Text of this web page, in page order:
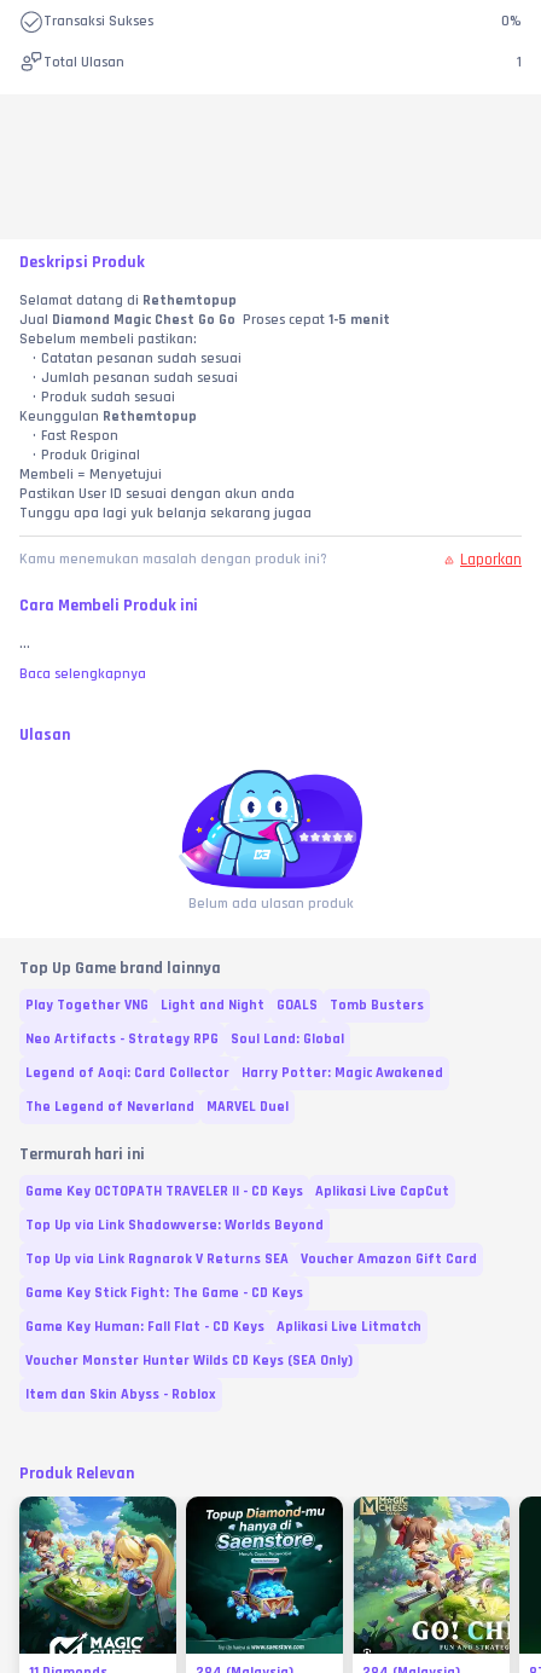
Transaksi Sukses 0%
Total Ulasan 1
Deskripsi Produk
Selamat datang di Rethemtopup
Jual Diamond Magic Chest Go Go Proses cepat 1-5 menit
Sebelum membeli pastikan:
Catatan pesanan sudah sesuai
Jumlah pesanan sudah sesuai
Produk sudah sesuai
Keunggulan Rethemtopup
Fast Respon
Produk Original
Membeli = Menyetujui
Pastikan User ID sesuai dengan akun anda
Tunggu apa lagi yuk belanja sekarang jugaa
Kamu menemukan masalah dengan produk ini? Laporkan
Cara Membeli Produk ini
...
Baca selengkapnya
Ulasan
Belum ada ulasan produk
Top Up Game brand lainnya
Play Together VNG Light and Night GOALS
Tomb Busters
Neo Artifacts - Strategy RPG
Soul Land: Global
Legend of Aoqi: Card Collector
Harry Potter: Magic Awakened
The Legend of Neverland
MARVEL Duel
Termurah hari ini
Game Key OCTOPATH TRAVELER II - CD Keys
Aplikasi Live CapCut
Top Up via Link Shadowverse: Worlds Beyond
Top Up via Link Ragnarok V Returns SEA
Voucher Amazon Gift Card
Game Key Stick Fight: The Game - CD Keys
Game Key Human: Fall Flat - CD Keys
Aplikasi Live Litmatch
Voucher Monster Hunter Wilds CD Keys (SEA Only)
Item dan Skin Abyss - Roblox
Produk Relevan